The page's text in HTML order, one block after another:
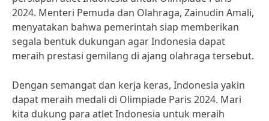
2024. Menteri Pemuda dan Olahraga, Zainudin Amali,
menyatakan bahwa pemerintah siap memberikan
segala bentuk dukungan agar Indonesia dapat
meraih prestasi gemilang di ajang olahraga tersebut.
Dengan semangat dan kerja keras, Indonesia yakin
dapat meraih medali di Olimpiade Paris 2024. Mari
kita dukung para atlet Indonesia untuk meraih